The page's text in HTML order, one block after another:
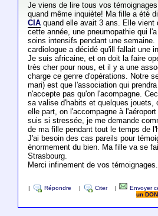
Je viens de lire tous vos
quand même inquiète! Ma fille a été
CIAquand elle avait 3 ans. Elle vient
cette année, une pneumopathie qui
soins intensifs pendant une semaine.
cardiologue a décidé qu'ill fallait une
Je suis africaine, et on doit la faire
très cher pour nous, et il y a une
charge ce genre d'opérations. Notre
mari) est que l'association qui
n'accepte pas qu'on l'acompagne.
sa valise d'habits et quelques jouets,
elle part, on l'accompagne à
suis si stressée, je me demande
de ma fille pendant tout le temps de
J'ai besoin des cas pareils pour
énormement du bien. Ma fille va se
Strasbourg.
Merci infinement de vos témoignages.
Répondre Citer Envoyer
un DON